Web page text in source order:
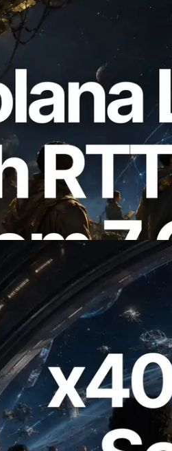
Leader Slot API
7 khu vực toàn cầu —
API cũng chính
RPC hỗ trợ x402 —